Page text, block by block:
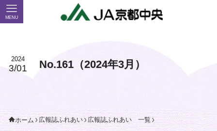
MENU
No.161（2024年3月）
2024
3/01
ホーム 広報誌ふれあい 広報誌ふれあい 一覧